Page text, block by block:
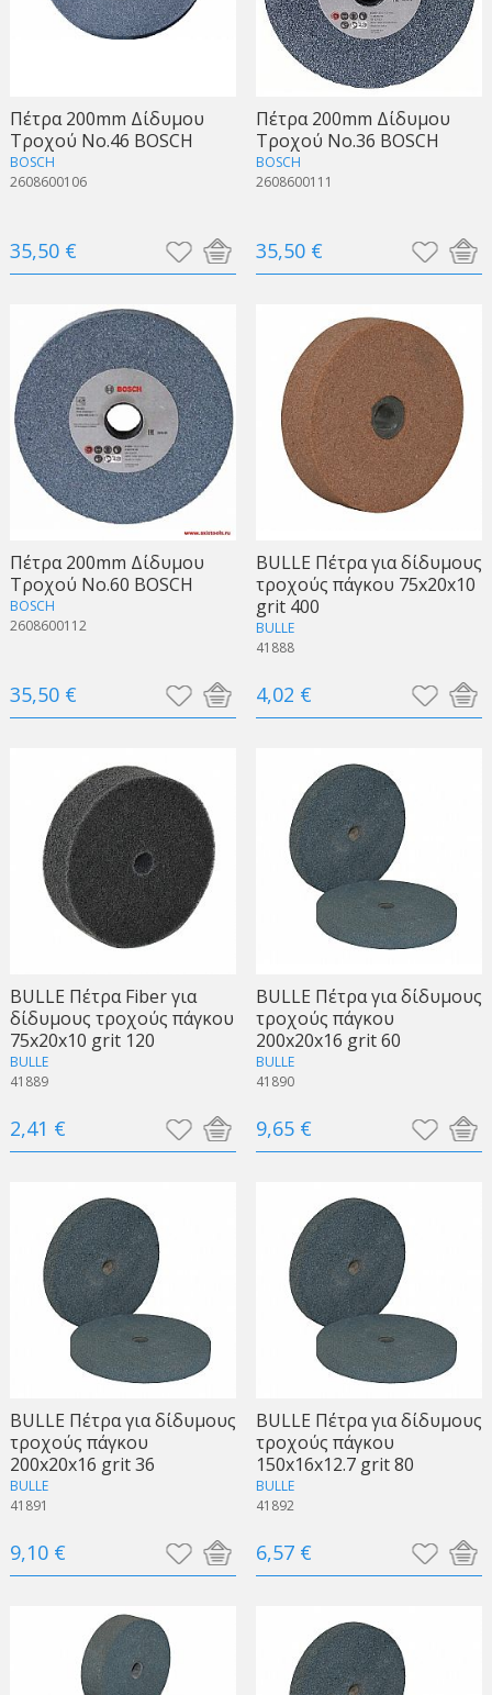
Πέτρα 200mm Δίδυμου
Τροχού Νο.46 BOSCH
BOSCH
2608600106
35,50 €
Πέτρα 200mm Δίδυμου
Τροχού Νο.36 BOSCH
BOSCH
2608600111
35,50 €
Πέτρα 200mm Δίδυμου
Τροχού Νο.60 BOSCH
BOSCH
2608600112
35,50 €
BULLE Πέτρα για δίδυμους
τροχούς πάγκου 75x20x10
grit 400
BULLE
41888
4,02 €
BULLE Πέτρα Fiber για
δίδυμους τροχούς πάγκου
75x20x10 grit 120
BULLE
41889
2,41 €
BULLE Πέτρα για δίδυμους
τροχούς πάγκου
200x20x16 grit 60
BULLE
41890
9,65 €
BULLE Πέτρα για δίδυμους
τροχούς πάγκου
200x20x16 grit 36
BULLE
41891
9,10 €
BULLE Πέτρα για δίδυμους
τροχούς πάγκου
150x16x12.7 grit 80
BULLE
41892
6,57 €